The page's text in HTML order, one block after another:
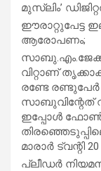
മുസ്ലിം’
ഈരാറ്റുപേട്ട
ആരോപണം;
വിറ്റാണ്
രണ്ടേ
സാബുവിന്റേത്
ഇപ്പോള്‍ ഫോണ്‍
മാരാര്‍ ട്വന്റി 20
പ്ലീഡർ നിയമന